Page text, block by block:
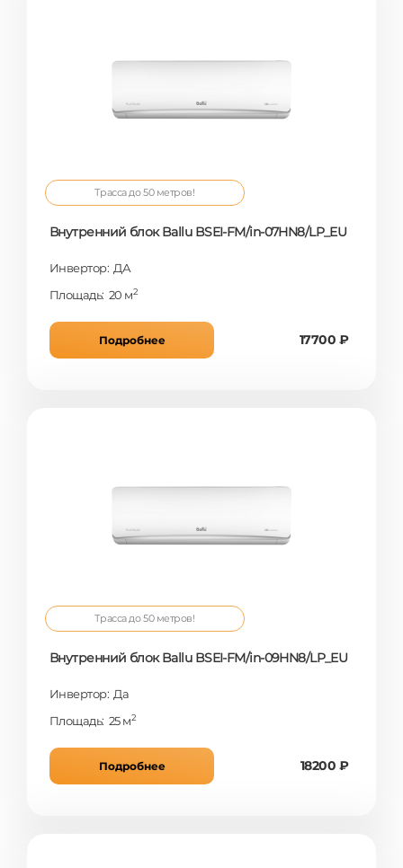
Трасса до 50 метров!
Внутренний блок Ballu BSEI-FM/in-07HN8/LP_EU
Инвертор: ДА
Площадь: 20 м2
Подробнее 17700 ₽
Трасса до 50 метров!
Внутренний блок Ballu BSEI-FM/in-09HN8/LP_EU
Инвертор: Да
Площадь: 25 м2
Подробнее 18200 ₽